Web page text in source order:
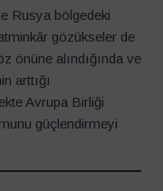
Rusya bölgedeki
gözükseler de
önüne alındığında ve
arttığı
Avrupa Birliği
güçlendirmeyi